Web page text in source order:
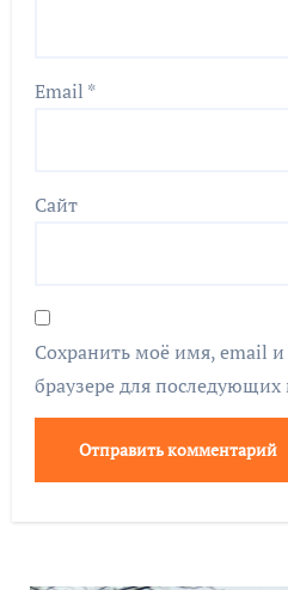
Email *
Сайт
Сохранить моё имя, email и
браузере для